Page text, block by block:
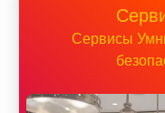
Сервисы